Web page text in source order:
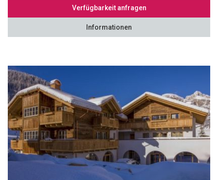
Verfügbarkeit anfragen
Informationen